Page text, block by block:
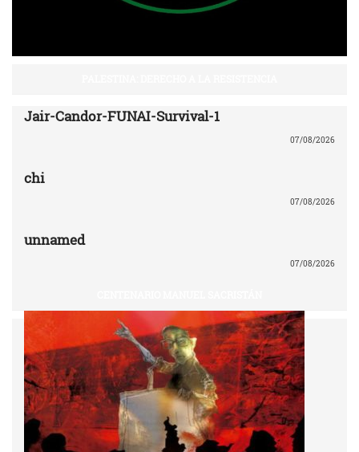
Jair-Candor-FUNAI-Survival-1
07/08/2026
chi
07/08/2026
unnamed
07/08/2026